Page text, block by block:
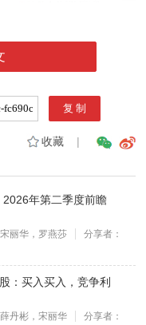
收藏|
年第二季度前瞻
丽华，罗燕莎
分享者：
：买入买入，竞争利
丹彬，宋丽华
分享者：